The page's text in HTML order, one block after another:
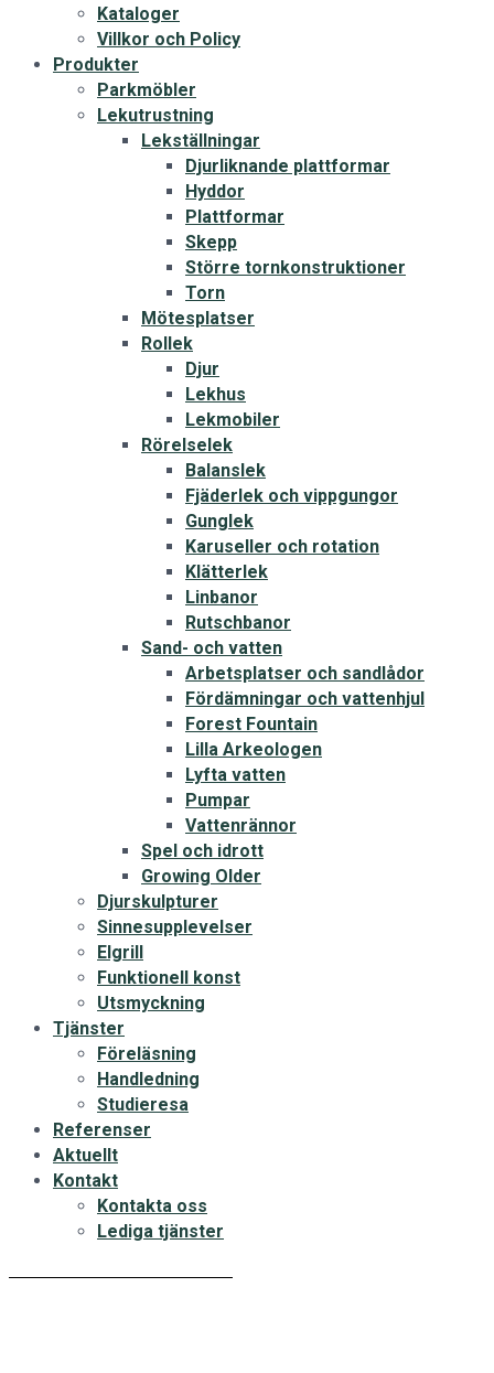
Kataloger
Villkor och Policy
Produkter
Parkmöbler
Lekutrustning
Lekställningar
Djurliknande plattformar
Hyddor
Plattformar
Skepp
Större tornkonstruktioner
Torn
Mötesplatser
Rollek
Djur
Lekhus
Lekmobiler
Rörelselek
Balanslek
Fjäderlek och vippgungor
Gunglek
Karuseller och rotation
Klätterlek
Linbanor
Rutschbanor
Sand- och vatten
Arbetsplatser och sandlådor
Fördämningar och vattenhjul
Forest Fountain
Lilla Arkeologen
Lyfta vatten
Pumpar
Vattenrännor
Spel och idrott
Growing Older
Djurskulpturer
Sinnesupplevelser
Elgrill
Funktionell konst
Utsmyckning
Tjänster
Föreläsning
Handledning
Studieresa
Referenser
Aktuellt
Kontakt
Kontakta oss
Lediga tjänster